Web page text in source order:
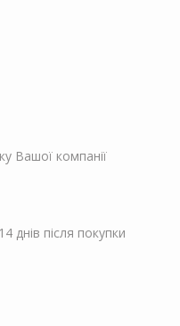
Вашої компанії
днів після покупки